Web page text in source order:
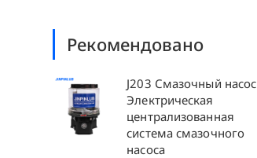
Рекомендовано
J203 Смазочный насос
Электрическая
централизованная
система смазочного
насоса